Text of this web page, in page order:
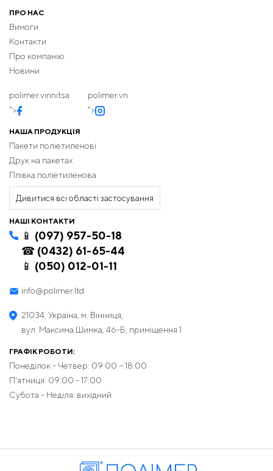
ПРО НАС
Вимоги
Контакти
Про компанію
Новини
polimer.vinnitsa
">
polimer.vn
">
НАША ПРОДУКЦІЯ
Пакети поліетиленові
Друк на пакетах
Плівка поліетиленова
Дивитися всі області застосування
НАШІ КОНТАКТИ
📱 (097) 957-50-18
☎ (0432) 61-65-44
📱 (050) 012-01-11
info@polimer.ltd
21034, Україна, м. Вінниця,
вул. Максима Шимка, 46-Б, приміщення 1
ГРАФІК РОБОТИ:
Понеділок - Четвер: 09:00 − 18:00
П'ятниця: 09:00 - 17:00
Субота - Неділя: вихідний